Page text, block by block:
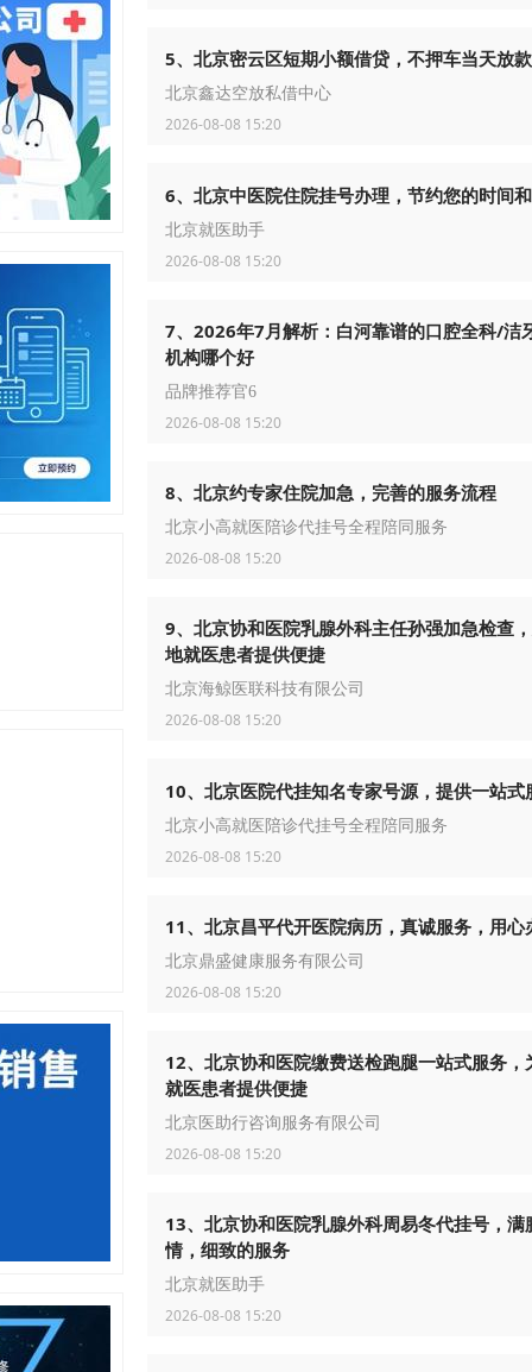
5、北京密云区短期小额借贷，不押车当天放款
北京鑫达空放私借中心
2026-08-08 15:20
6、北京中医院住院挂号办理，节约您的时间
北京就医助手
2026-08-08 15:20
7、2026年7月解析：白河靠谱的口腔全科/洁
机构哪个好
品牌推荐官6
2026-08-08 15:20
8、北京约专家住院加急，完善的服务流程
北京小高就医陪诊代挂号全程陪同服务
2026-08-08 15:20
9、北京协和医院乳腺外科主任孙强加急检查
地就医患者提供便捷
北京海鲸医联科技有限公司
2026-08-08 15:20
10、北京医院代挂知名专家号源，提供一站式
北京小高就医陪诊代挂号全程陪同服务
2026-08-08 15:20
11、北京昌平代开医院病历，真诚服务，用心
北京鼎盛健康服务有限公司
2026-08-08 15:20
12、北京协和医院缴费送检跑腿一站式服务，
就医患者提供便捷
北京医助行咨询服务有限公司
2026-08-08 15:20
13、北京协和医院乳腺外科周易冬代挂号，满
情，细致的服务
北京就医助手
2026-08-08 15:20